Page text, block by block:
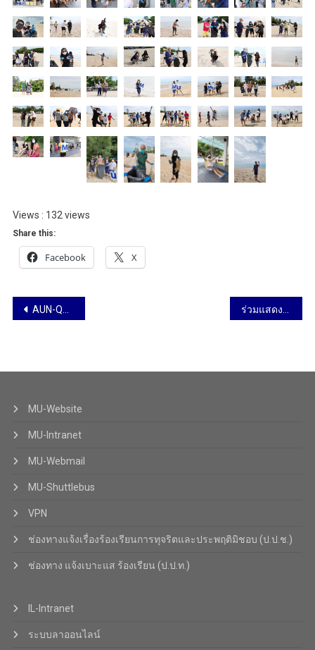
Views : 132 views
Share this:
Facebook X
AUN-QA Assessor แบบออนไลน์ 245th AUN-QA Programme Assessment วันที่ 4-9 กรกฎาคม 2565
MU-Website
MU-Intranet
MU-Webmail
MU-Shuttlebus
VPN
ช่องทางแจ้งเรื่องร้องเรียนการทุจริตและประพฤติมิชอบ (ป.ป.ช.)
ช่องทาง แจ้งเบาะแส ร้องเรียน (ป.ป.ท.)
IL-Intranet
ระบบลาออนไลน์